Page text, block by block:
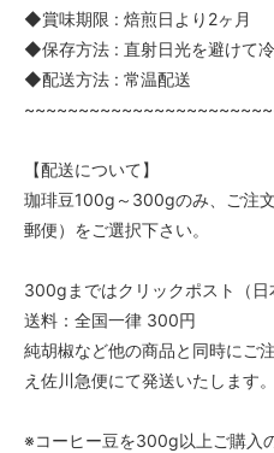
◆賞味期限 : 焙煎日より2ヶ月
◆保存方法 : 直射日光を避けて
◆配送方法 : 常温配送
【配送について】
珈琲豆100g～300gのみ、ご注
郵便）をご選択下さい。
300gまではクリックポスト（日
送料：全国一律 300円
純胡椒など他の商品と同時にご
え佐川急便にて発送いたします。
※コーヒー豆を300g以上ご購入